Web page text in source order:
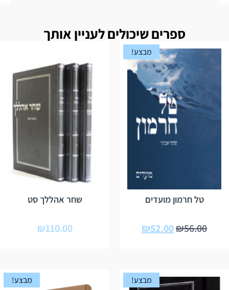
ספרים שיכולים לעניין אותך
מבצע!
טל חרמון מועדים
₪56.00
₪52.00
שחר אהללך סט
₪110.00
מבצע! מבצע!